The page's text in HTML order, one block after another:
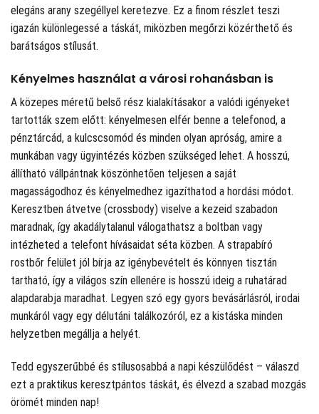
elegáns arany szegéllyel keretezve. Ez a finom részlet teszi
igazán különlegessé a táskát, miközben megőrzi közérthető és
barátságos stílusát.
Kényelmes használat a városi rohanásban is
A közepes méretű belső rész kialakításakor a valódi igényeket
tartották szem előtt: kényelmesen elfér benne a telefonod, a
pénztárcád, a kulcscsomód és minden olyan apróság, amire a
munkában vagy ügyintézés közben szükséged lehet. A hosszú,
állítható vállpántnak köszönhetően teljesen a saját
magasságodhoz és kényelmedhez igazíthatod a hordási módot.
Keresztben átvetve (crossbody) viselve a kezeid szabadon
maradnak, így akadálytalanul válogathatsz a boltban vagy
intézheted a telefont hívásaidat séta közben. A strapabíró
rostbőr felület jól bírja az igénybevételt és könnyen tisztán
tartható, így a világos szín ellenére is hosszú ideig a ruhatárad
alapdarabja maradhat. Legyen szó egy gyors bevásárlásról, irodai
munkáról vagy egy délutáni találkozóról, ez a kistáska minden
helyzetben megállja a helyét.
Tedd egyszerűbbé és stílusosabbá a napi készülődést – válaszd
ezt a praktikus keresztpántos táskát, és élvezd a szabad mozgás
örömét minden nap!